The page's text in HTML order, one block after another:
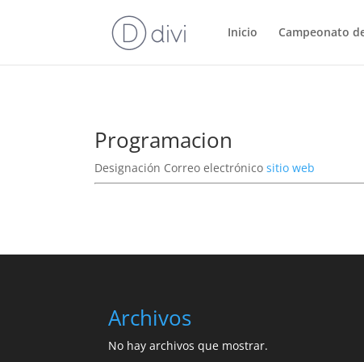
Inicio Campeonato
Programacion
Designación Correo electrónico sitio web
Archivos
No hay archivos que mostrar.